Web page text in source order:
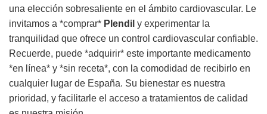
una elección sobresaliente en el ámbito cardiovascular. Le
invitamos a *comprar* Plendil y experimentar la
tranquilidad que ofrece un control cardiovascular confiable.
Recuerde, puede *adquirir* este importante medicamento
*en línea* y *sin receta*, con la comodidad de recibirlo en
cualquier lugar de España. Su bienestar es nuestra
prioridad, y facilitarle el acceso a tratamientos de calidad